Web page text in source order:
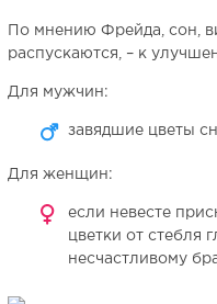
По мнению Фрейда, сон,
распускаются, – к
Для мужчин:
завядшие цветы
Для женщин:
если невесте
цветки от стебля
несчастливому